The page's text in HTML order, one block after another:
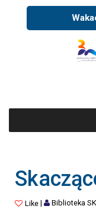
Like| Biblioteka SK